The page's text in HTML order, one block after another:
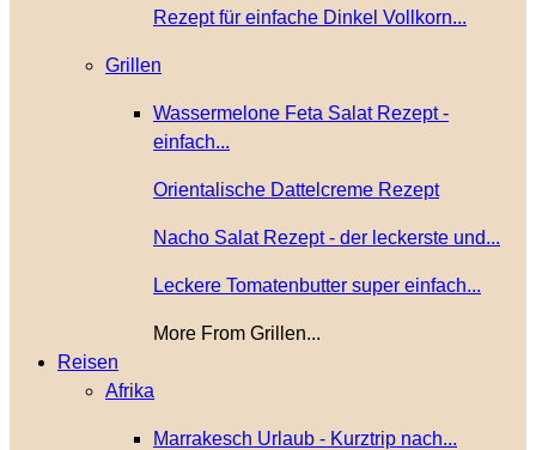
Rezept für einfache Dinkel Vollkorn...
Grillen
Wassermelone Feta Salat Rezept -
einfach...
Orientalische Dattelcreme Rezept
Nacho Salat Rezept - der leckerste und...
Leckere Tomatenbutter super einfach...
More From Grillen...
Reisen
Afrika
Marrakesch Urlaub - Kurztrip nach...